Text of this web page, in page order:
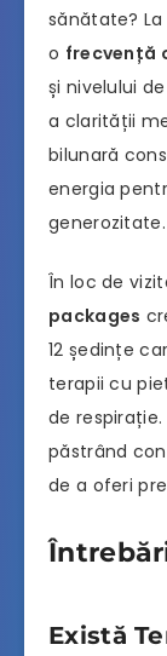
sănătate?
o frecvență
și nivelului
a clarității
bilunară
energia
generozitate.
În loc de
packages
12 ședințe
terapii cu
de
păstrând
de a oferi
Există